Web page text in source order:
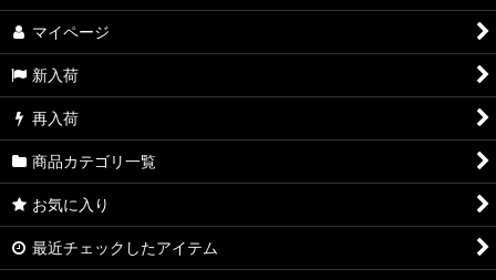
マイページ
新入荷
再入荷
商品カテゴリ一覧
お気に入り
最近チェックしたアイテム